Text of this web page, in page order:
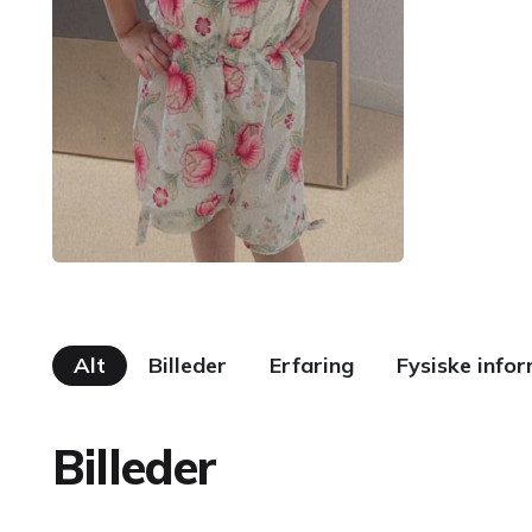
Alt Billeder Erfaring Fysiske
Billeder